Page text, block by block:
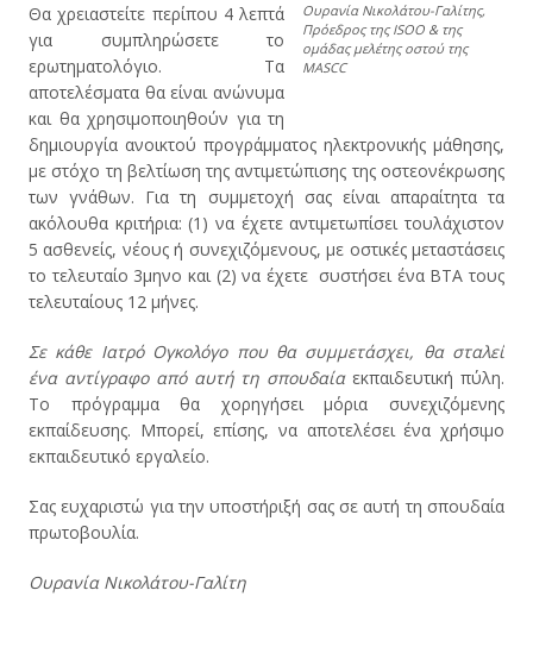
Ουρανία Νικολάτου-Γαλίτης,
Πρόεδρος της ISOO & της
ομάδας μελέτης οστού της
MASCC
Θα χρειαστείτε περίπου 4 λεπτά
για συμπληρώσετε το
ερωτηματολόγιο. Τα
αποτελέσματα θα είναι ανώνυμα
και θα χρησιμοποιηθούν για τη
δημιουργία ανοικτού προγράμματος ηλεκτρονικής μάθησης,
με στόχο τη βελτίωση της αντιμετώπισης της οστεονέκρωσης
των γνάθων. Για τη συμμετοχή σας είναι απαραίτητα τα
ακόλουθα κριτήρια: (1) να έχετε αντιμετωπίσει τουλάχιστον
5 ασθενείς, νέους ή συνεχιζόμενους, με οστικές μεταστάσεις
το τελευταίο 3μηνο και (2) να έχετε συστήσει ένα BTA τους
τελευταίους 12 μήνες.
Σε κάθε Ιατρό Ογκολόγο που θα συμμετάσχει, θα σταλεί
ένα αντίγραφο από αυτή τη σπουδαία εκπαιδευτική πύλη.
Το πρόγραμμα θα χορηγήσει μόρια συνεχιζόμενης
εκπαίδευσης. Μπορεί, επίσης, να αποτελέσει ένα χρήσιμο
εκπαιδευτικό εργαλείο.
Σας ευχαριστώ για την υποστήριξή σας σε αυτή τη σπουδαία
πρωτοβουλία.
Ουρανία Νικολάτου-Γαλίτη